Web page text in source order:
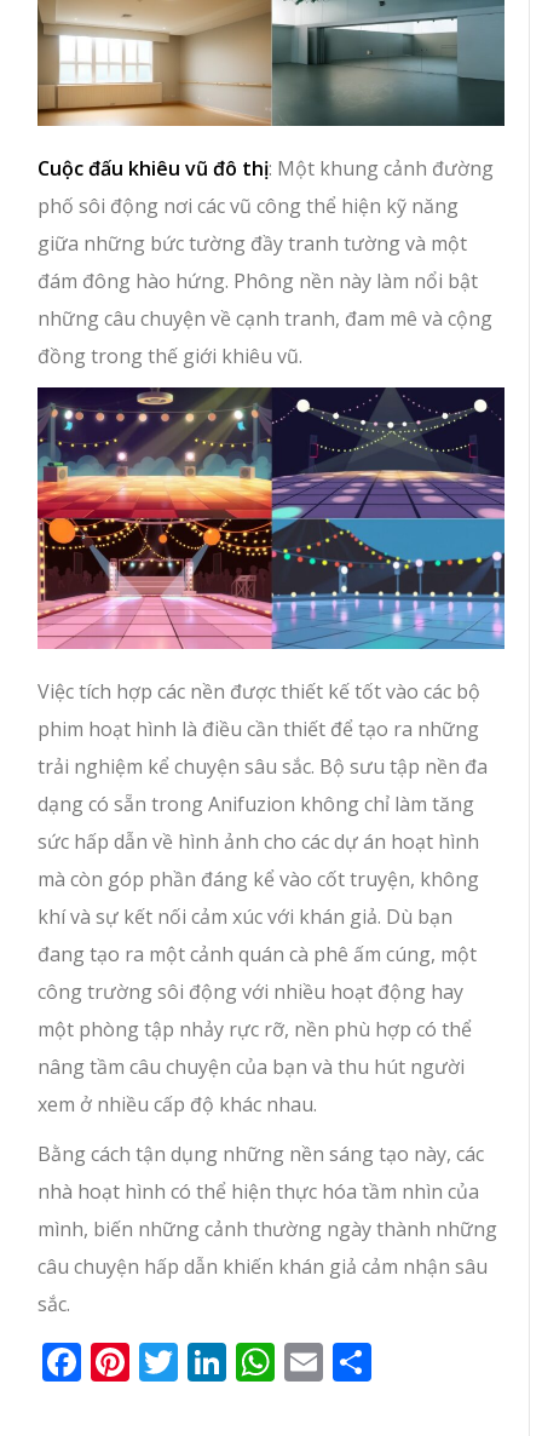
Cuộc đấu khiêu vũ đô thị: Một khung cảnh đường
phố sôi động nơi các vũ công thể hiện kỹ năng
giữa những bức tường đầy tranh tường và một
đám đông hào hứng. Phông nền này làm nổi bật
những câu chuyện về cạnh tranh, đam mê và cộng
đồng trong thế giới khiêu vũ.
Việc tích hợp các nền được thiết kế tốt vào các bộ
phim hoạt hình là điều cần thiết để tạo ra những
trải nghiệm kể chuyện sâu sắc. Bộ sưu tập nền đa
dạng có sẵn trong Anifuzion không chỉ làm tăng
sức hấp dẫn về hình ảnh cho các dự án hoạt hình
mà còn góp phần đáng kể vào cốt truyện, không
khí và sự kết nối cảm xúc với khán giả. Dù bạn
đang tạo ra một cảnh quán cà phê ấm cúng, một
công trường sôi động với nhiều hoạt động hay
một phòng tập nhảy rực rỡ, nền phù hợp có thể
nâng tầm câu chuyện của bạn và thu hút người
xem ở nhiều cấp độ khác nhau.
Bằng cách tận dụng những nền sáng tạo này, các
nhà hoạt hình có thể hiện thực hóa tầm nhìn của
mình, biến những cảnh thường ngày thành những
câu chuyện hấp dẫn khiến khán giả cảm nhận sâu
sắc.
Facebook
Pinterest
Twitter
LinkedIn
WhatsApp
Email